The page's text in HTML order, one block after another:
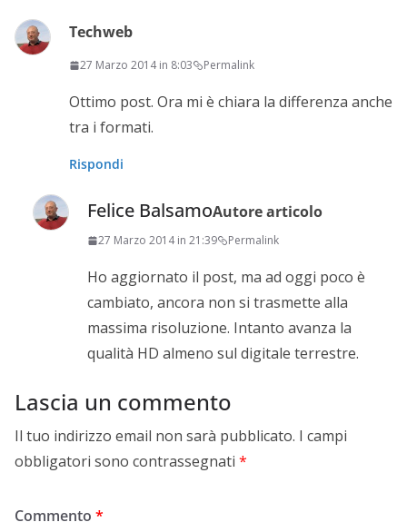
Techweb
27 Marzo 2014 in 8:03 Permalink
Ottimo post. Ora mi è chiara la differenza anche
tra i formati.
Rispondi
Felice BalsamoAutore articolo
27 Marzo 2014 in 21:39 Permalink
Ho aggiornato il post, ma ad oggi poco è
cambiato, ancora non si trasmette alla
massima risoluzione. Intanto avanza la
qualità HD almeno sul digitale terrestre.
Lascia un commento
Il tuo indirizzo email non sarà pubblicato. I campi
obbligatori sono contrassegnati *
Commento *